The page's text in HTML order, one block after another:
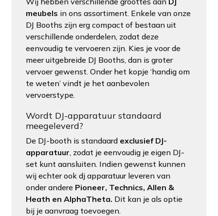
meubels in ons assortiment. Enkele van onze
DJ Booths zijn erg compact of bestaan uit
verschillende onderdelen, zodat deze
eenvoudig te vervoeren zijn. Kies je voor de
meer uitgebreide DJ Booths, dan is groter
vervoer gewenst. Onder het kopje ‘handig om
te weten’ vindt je het aanbevolen
vervoerstype.
Wordt DJ-apparatuur standaard
meegeleverd?
De DJ-booth is standaard exclusief DJ-
apparatuur, zodat je eenvoudig je eigen DJ-
set kunt aansluiten. Indien gewenst kunnen
wij echter ook dj apparatuur leveren van
onder andere Pioneer, Technics, Allen &
Heath en AlphaTheta. Dit kan je als optie
bij je aanvraag toevoegen.